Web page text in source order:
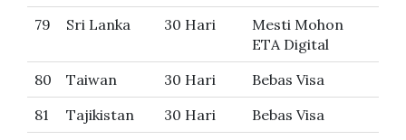
79
Sri Lanka 30 Hari
Mesti Mohon
ETA Digital
80
Taiwan 30 Hari
Bebas Visa
81
Tajikistan 30 Hari
Bebas Visa